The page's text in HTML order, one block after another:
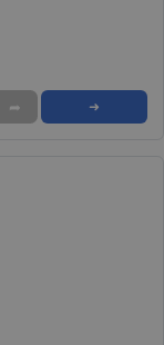
➦ ➜